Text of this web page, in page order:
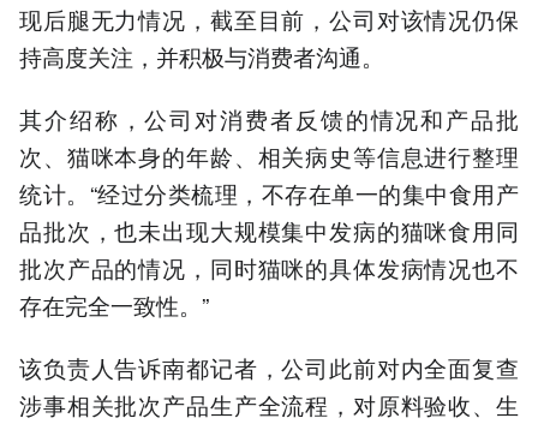
现后腿无力情况，截至目前，公司对该情况仍保
持高度关注，并积极与消费者沟通。
其介绍称，公司对消费者反馈的情况和产品批
次、猫咪本身的年龄、相关病史等信息进行整理
统计。“经过分类梳理，不存在单一的集中食用产
品批次，也未出现大规模集中发病的猫咪食用同
批次产品的情况，同时猫咪的具体发病情况也不
存在完全一致性。”
该负责人告诉南都记者，公司此前对内全面复查
涉事相关批次产品生产全流程，对原料验收、生